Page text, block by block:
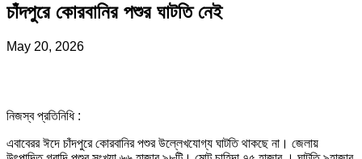
চাঁদপুরে কোরবানির পশুর ঘাটতি নেই
May 20, 2026
নিজস্ব প্রতিনিধি :
এবাবেরর ঈদে চাঁদপুরে কোরবানির পশুর উল্লেখযোগ্য ঘাটতি থাকছে না। জেলায়